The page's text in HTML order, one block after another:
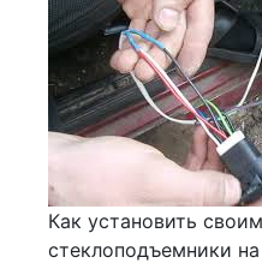
Как установить
стеклоподъемники